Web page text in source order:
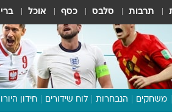
תרבות סלבס כסף אוכל
משחקים הנבחרות לוח שידורים חידון היורו